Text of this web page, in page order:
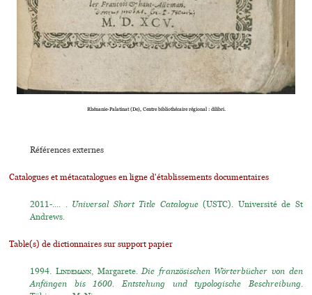
Rhénanie-Palatinat (De), Centre bibliothécaire régional : dilibri.
Références externes
Catalogues et métacatalogues en ligne d'établissements documentaires
2011-.... . Universal Short Title Catalogue(USTC). Université de St
Andrews.
Table(s) de dictionnaires sur support papier
1994.Lindemann, Margarete.Die französischen Wörterbücher von den
Anfängen bis 1600. Entstehung und typologische Beschreibung.